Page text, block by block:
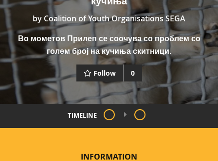
by Coalition of Youth Organisations SEGA
Во мометов Прилеп се соочува со проблем со
голем број на кучиња скитници.
Follow 0
TIMELINE
INFORMATION